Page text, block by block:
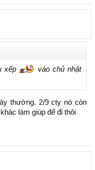
xếp
vào chủ nhật
thường. 2/9 cty nó còn
làm giúp để đi thôi